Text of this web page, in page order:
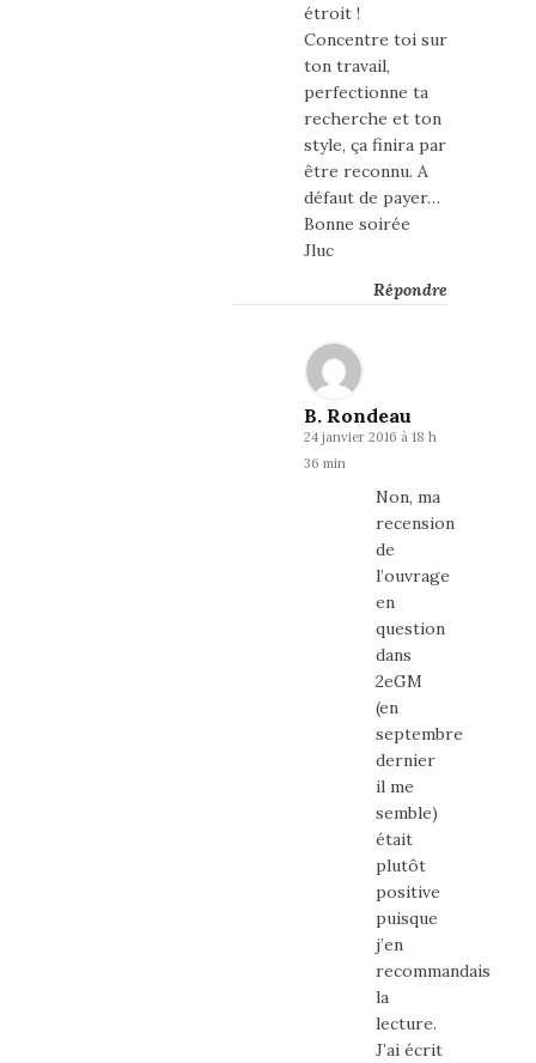
étroit !
Concentre toi sur
ton travail,
perfectionne ta
recherche et ton
style, ça finira par
être reconnu. A
défaut de payer…
Bonne soirée
Jluc
Répondre
B. Rondeau
24 janvier 2016 à 18 h
36 min
Non, ma
recension
de
l’ouvrage
en
question
dans
2eGM
(en
septembre
dernier
il me
semble)
était
plutôt
positive
puisque
j’en
recommandais
la
lecture.
J’ai écrit